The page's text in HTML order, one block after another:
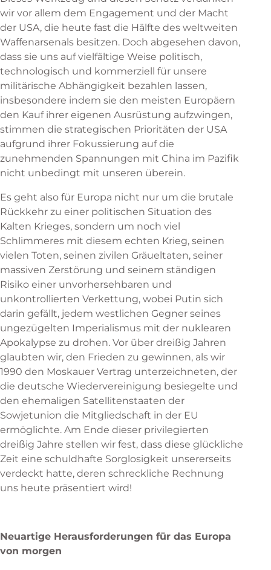
wir vor allem dem Engagement und der Macht
der USA, die heute fast die Hälfte des weltweiten
Waffenarsenals besitzen. Doch abgesehen davon,
dass sie uns auf vielfältige Weise politisch,
technologisch und kommerziell für unsere
militärische Abhängigkeit bezahlen lassen,
insbesondere indem sie den meisten Europäern
den Kauf ihrer eigenen Ausrüstung aufzwingen,
stimmen die strategischen Prioritäten der USA
aufgrund ihrer Fokussierung auf die
zunehmenden Spannungen mit China im Pazifik
nicht unbedingt mit unseren überein.
Es geht also für Europa nicht nur um die brutale
Rückkehr zu einer politischen Situation des
Kalten Krieges, sondern um noch viel
Schlimmeres mit diesem echten Krieg, seinen
vielen Toten, seinen zivilen Gräueltaten, seiner
massiven Zerstörung und seinem ständigen
Risiko einer unvorhersehbaren und
unkontrollierten Verkettung, wobei Putin sich
darin gefällt, jedem westlichen Gegner seines
ungezügelten Imperialismus mit der nuklearen
Apokalypse zu drohen. Vor über dreißig Jahren
glaubten wir, den Frieden zu gewinnen, als wir
1990 den Moskauer Vertrag unterzeichneten, der
die deutsche Wiedervereinigung besiegelte und
den ehemaligen Satellitenstaaten der
Sowjetunion die Mitgliedschaft in der EU
ermöglichte. Am Ende dieser privilegierten
dreißig Jahre stellen wir fest, dass diese glückliche
Zeit eine schuldhafte Sorglosigkeit unsererseits
verdeckt hatte, deren schreckliche Rechnung
uns heute präsentiert wird!
Neuartige Herausforderungen für das Europa
von morgen